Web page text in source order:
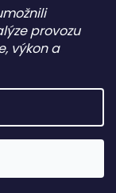
provozu
výkon a
zobrazuje